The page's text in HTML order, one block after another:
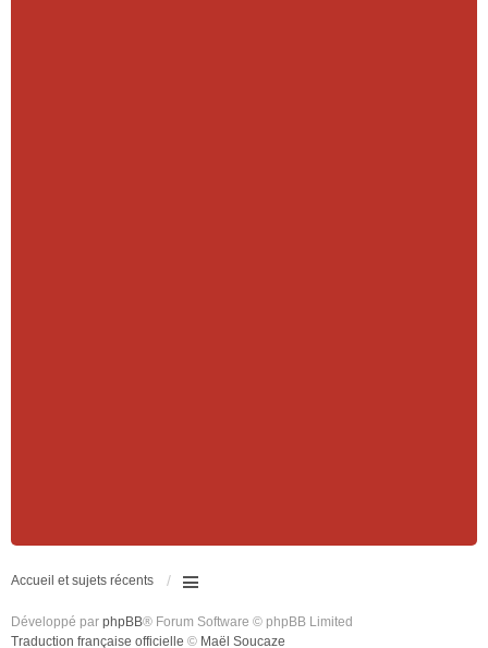
Accueil et sujets récents
Développé par phpBB® Forum Software © phpBB Limited
Traduction française officielle © Maël Soucaze